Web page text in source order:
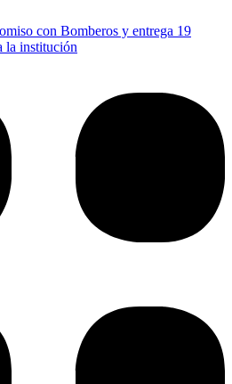
con Bomberos y entrega 19
la institución